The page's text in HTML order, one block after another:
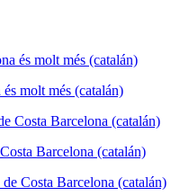
molt més (catalán)
Barcelona (catalán)